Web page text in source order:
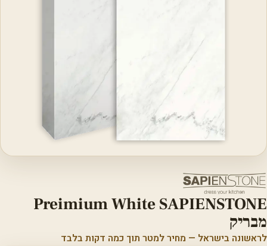
Preimium White SAPIENSTONE
מבריק
לראשונה בישראל — מחיר למטר תוך כמה דקות בלבד